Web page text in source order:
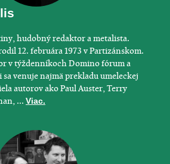
hudobný redaktor a metalista.
12. februára 1973 v Partizánskom.
v týždenníkoch Domino fórum a
sa venuje najmä prekladu umeleckej
autorov ako Paul Auster, Terry
...Viac.